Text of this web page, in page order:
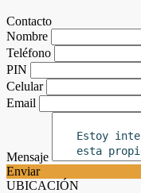
Contacto
Nombre
Teléfono
PIN
Celular
Email
Mensaje
Enviar
UBICACIÓN